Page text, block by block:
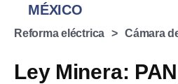
MÉXICO
Reforma eléctrica Cámara
Ley Minera: